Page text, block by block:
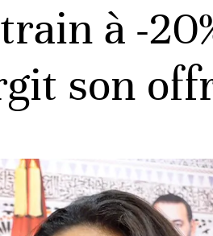
à -
son